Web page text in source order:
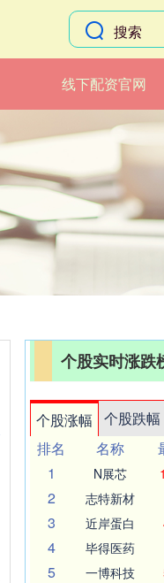
线下配资官网
个股实时涨跌
个股涨幅 个股跌幅
排名
名称
1
N展芯
2 志特新材
3 近岸蛋白
4 毕得医药
5 一博科技